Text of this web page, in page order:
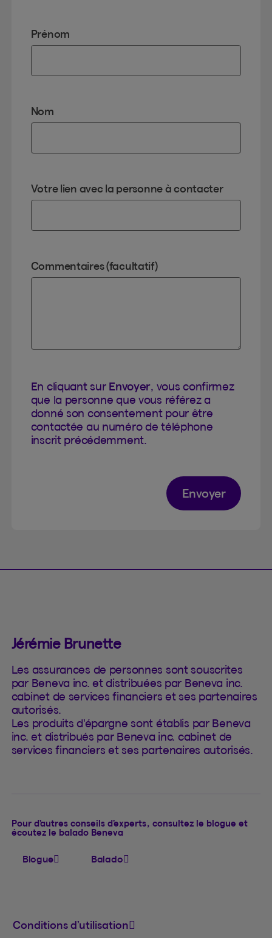
Prénom
Nom
Votre lien avec la personne à contacter
Commentaires (facultatif)
En cliquant sur Envoyer, vous confirmez
que la personne que vous référez a
donné son consentement pour être
contactée au numéro de téléphone
inscrit précédemment.
Envoyer
Jérémie Brunette
Les assurances de personnes sont souscrites
par Beneva inc. et distribuées par Beneva inc.
cabinet de services financiers et ses partenaires
autorisés.
Les produits d'épargne sont établis par Beneva
inc. et distribués par Beneva inc. cabinet de
services financiers et ses partenaires autorisés.
Pour d’autres conseils d’experts, consultez le blogue et
écoutez le balado Beneva
Blogue Balado
Conditions d’utilisation